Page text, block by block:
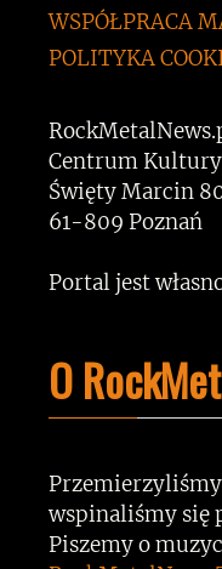
WSPÓŁPRACA
POLITYKA
Centrum Kultury
Święty Marcin
61-809 Poznań
Portal jest
O
wspinaliśmy się
Piszemy o